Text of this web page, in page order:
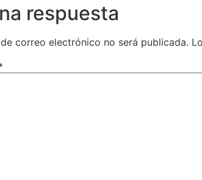
respuesta
correo electrónico no será publicada.